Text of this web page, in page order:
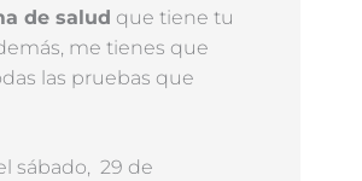
de salud que tiene tu
me tienes que
las pruebas que
sábado, 29 de